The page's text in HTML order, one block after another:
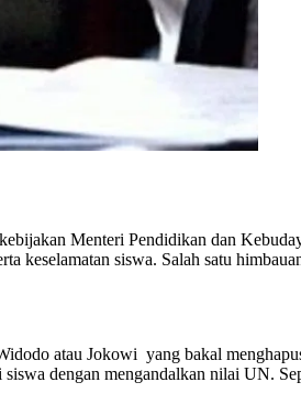
Menteri Pendidikan dan
keselamatan siswa. Salah satu
atau Jokowi yang bakal
dengan mengandalkan nilai UN.